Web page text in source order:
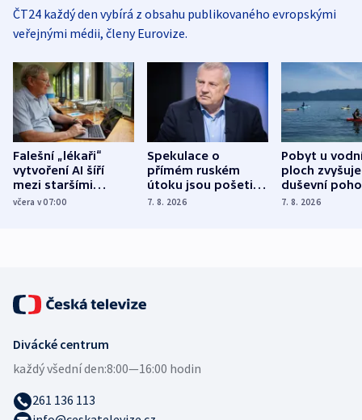
ČT24 každý den vybírá z obsahu publikovaného evropskými
veřejnými médii, členy Eurovize.
Falešní „lékaři“
vytvoření AI šíří
mezi staršími
Poláky nebezpečné
včera v 07:00
Spekulace o
přímém ruském
útoku jsou pošetilé,
míní estonský
7. 8. 2026
Pobyt u
ploch zvyšuje
duševní
ukázala
7. 8. 2026
Divácké centrum
každý všední den:8:00—16:00 hodin
261 136 113